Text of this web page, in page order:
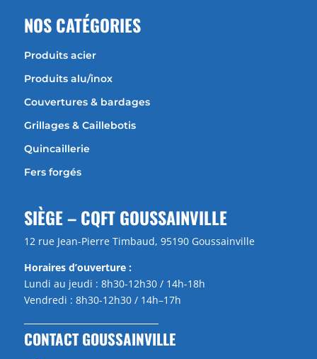
NOS CATÉGORIES
Produits acier
Produits alu/inox
Couvertures & bardages
Grillages & Caillebotis
Quincaillerie
Fers forgés
SIÈGE – CQFT GOUSSAINVILLE
12 rue Jean-Pierre Timbaud, 95190 Goussainville
Horaires d’ouverture :
Lundi au jeudi : 8h30-12h30 / 14h-18h
Vendredi : 8h30-12h30 / 14h–17h
CONTACT GOUSSAINVILLE